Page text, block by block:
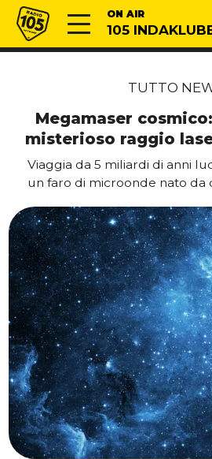
Vai al contenuto
Radio 105 ON AIR
105
TUTTO
Megamaser
misterioso raggio
Viaggia da 5 miliardi di anni
un faro di microonde nato da